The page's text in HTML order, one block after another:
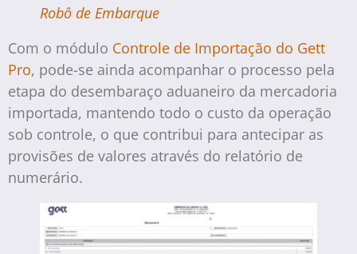
Robô de Embarque
Com o módulo Controle de Importação do Gett
Pro, pode-se ainda acompanhar o processo pela
etapa do desembaraço aduaneiro da mercadoria
importada, mantendo todo o custo da operação
sob controle, o que contribui para antecipar as
provisões de valores através do relatório de
numerário.